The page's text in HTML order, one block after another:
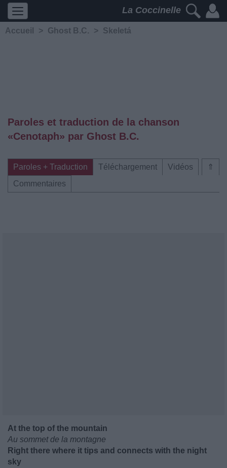
La Coccinelle
Accueil > Ghost B.C. > Skeletá
Paroles et traduction de la chanson
«Cenotaph» par Ghost B.C.
⇑
Paroles + Traduction Téléchargement
Vidéos
Commentaires
At the top of the mountain
Au sommet de la montagne
Right there where it tips and connects with the night
sky